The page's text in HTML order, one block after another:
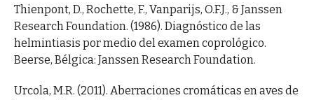
Thienpont, D., Rochette, F., Vanparijs, O.F.J., & Janssen
Research Foundation. (1986). Diagnóstico de las
helmintiasis por medio del examen coprológico.
Beerse, Bélgica: Janssen Research Foundation.
Urcola, M.R. (2011). Aberraciones cromáticas en aves de